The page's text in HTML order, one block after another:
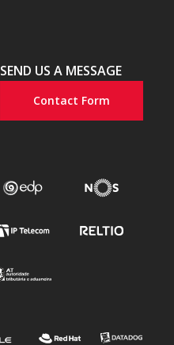
SEND US A MESSAGE
Contact Form